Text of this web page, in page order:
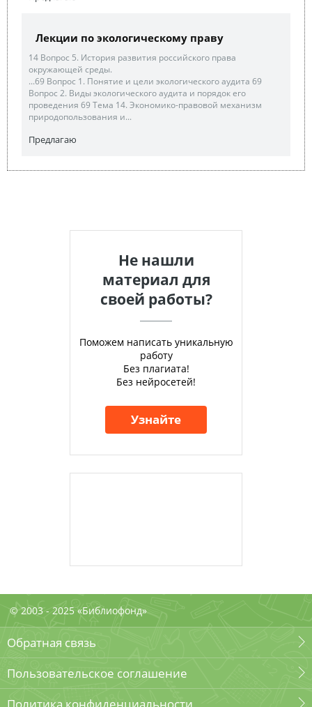
Лекции по экологическому праву
14 Вопрос 5. История развития российского права
окружающей среды.
...69 Вопрос 1. Понятие и цели экологического аудита 69
Вопрос 2. Виды экологического аудита и порядок его
проведения 69 Тема 14. Экономико-правовой механизм
природопользования и...
Предлагаю
Не нашли
материал для
своей работы?
Поможем написать уникальную
работу
Без плагиата!
Без нейросетей!
Узнайте
© 2003 - 2025 «Библиофонд»
Обратная связь
Пользовательское соглашение
Политика конфиденциальности